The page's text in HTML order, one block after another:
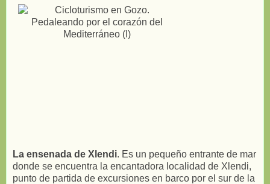
La ensenada de Xlendi. Es un pequeño entrante de mar
donde se encuentra la encantadora localidad de Xlendi,
punto de partida de excursiones en barco por el sur de la